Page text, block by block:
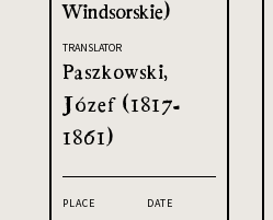
Windsorskie)
TRANSLATOR
Paszkowski,
Józef (1817-
1861)
PLACE
DATE